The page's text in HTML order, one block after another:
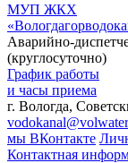
МУП ЖКХ
Аварийно-
(круглосуточно)
График работы
и часы приема
г. Вологда,
мы ВКонтакте
Контактная